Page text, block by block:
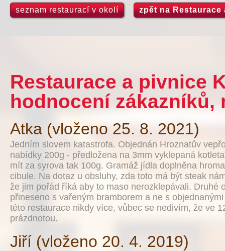
seznam restaurací v okolí zpět na
Restaurace a pivnice
hodnocení zákazníků,
Atka (vloženo 25. 8. 2021)
Jedním slovem katastrofa. Objednán Hroznatův
nabídky 200g - předložena na 3mm vyklepaná
mít za syrova tak 100g. Gramáž jídla doplněna
cibule. Na dotaz u obsluhy, zda toto má být steak
že jim pořád říká aby to maso nerozklepávali. Druhé
přineseno s vařeným bramborem a ne s
této restaurace nikdy více, vůbec se nedivím, že ve
prázdnotou.
Jiří (vloženo 20. 4. 2019)